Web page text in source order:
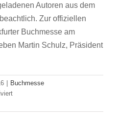
Autoren aus dem
Zur offiziellen
Buchmesse am
Martin Schulz, Präsident
| Buchmesse
für
is,